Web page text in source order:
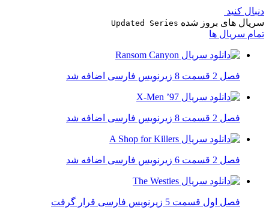
دنبال کنید
سریال های بروز شده Updated Series
تمام سریال ها
فصل 2 قسمت 8 زیرنویس فارسی اضافه شد
فصل 2 قسمت 8 زیرنویس فارسی اضافه شد
فصل 2 قسمت 6 زیرنویس فارسی اضافه شد
فصل اول قسمت 5 زیرنویس فارسی قرار گرفت